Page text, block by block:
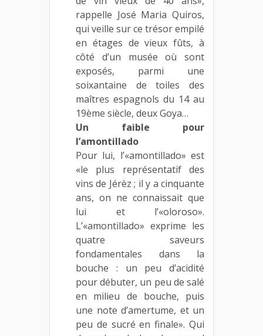
rappelle José Maria Quiros,
qui veille sur ce trésor empilé
en étages de vieux fûts, à
côté d’un musée où sont
exposés, parmi une
soixantaine de toiles des
maîtres espagnols du 14 au
19ème siècle, deux Goya…
Un faible pour
l’amontillado
Pour lui, l’«amontillado» est
«le plus représentatif des
vins de Jérèz ; il y a cinquante
ans, on ne connaissait que
lui et l’«oloroso».
L’«amontillado» exprime les
quatre saveurs
fondamentales dans la
bouche : un peu d’acidité
pour débuter, un peu de salé
en milieu de bouche, puis
une note d’amertume, et un
peu de sucré en finale». Qui